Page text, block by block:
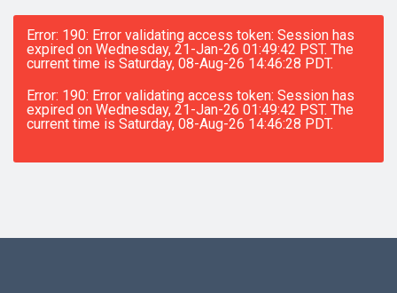
Error: 190: Error validating access token: Session has
expired on Wednesday, 21-Jan-26 01:49:42 PST. The
current time is Saturday, 08-Aug-26 14:46:28 PDT.
Error: 190: Error validating access token: Session has
expired on Wednesday, 21-Jan-26 01:49:42 PST. The
current time is Saturday, 08-Aug-26 14:46:28 PDT.